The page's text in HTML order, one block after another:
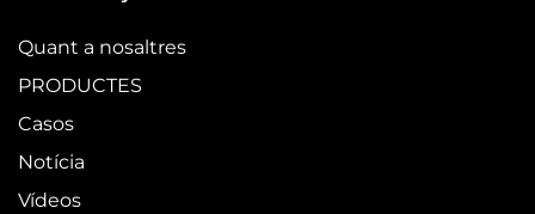
Quant a nosaltres
PRODUCTES
Casos
Notícia
Vídeos